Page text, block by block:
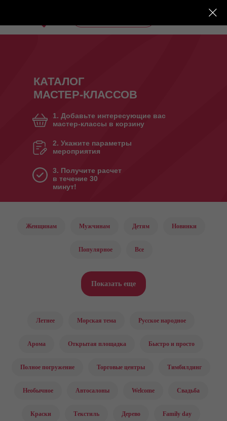
ГЛАВНАЯ О НАС
1. Добавьте интересующие вас
мастер-классы в корзину
2. Укажите параметры
мероприятия
3. Получите расчет
в течение 30
минут!
КАТАЛОГ
МАСТЕР-КЛАССОВ
Женщинам Мужчинам Детям Новинки
Популярное Все
Показать еще
Летнее Морская тема Русское народное
Арома Открытая площадка Быстро и просто
Полное погружение Торговые центры Тимбилдинг
Необычное Автосалоны Welcome Свадьба
Краски Текстиль Дерево Family day